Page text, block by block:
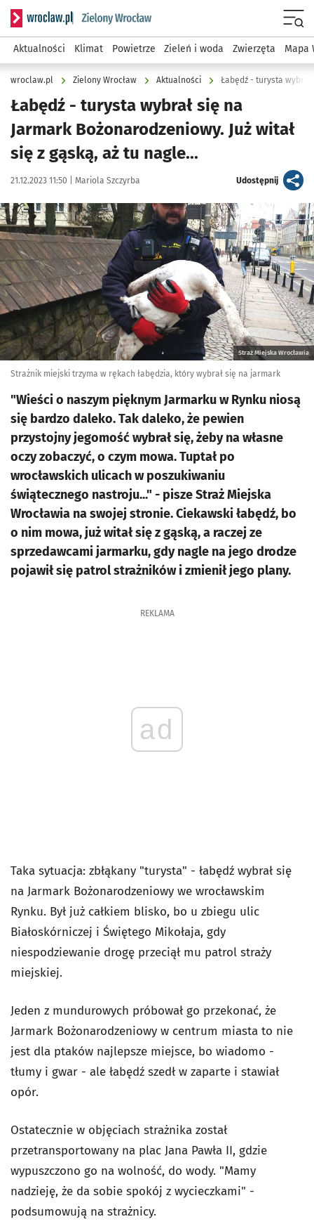
Serwis informacyjny wroclaw.pl podserwis: Środowisko we
Aktualności Klimat Powietrze Zieleń i woda Zwierzęta Mapa
wroclaw.pl Zielony Wrocław Aktualności Łabędź - turysta
Łabędź - turysta wybrał się na
Jarmark Bożonarodzeniowy. Już witał
się z gąską, aż tu nagle...
Data publikacji:
21.12.2023 11:50 | Autor:
Mariola Szczyrba Udostępnijartykuł
Kliknij, aby powiększyć
Straż Miejska Wrocławia
Strażnik miejski trzyma w rękach łabędzia, który wybrał się na jarmark
"Wieści o naszym pięknym Jarmarku w Rynku niosą
się bardzo daleko. Tak daleko, że pewien
przystojny jegomość wybrał się, żeby na własne
oczy zobaczyć, o czym mowa. Tuptał po
wrocławskich ulicach w poszukiwaniu
świątecznego nastroju..." - pisze Straż Miejska
Wrocławia na swojej stronie. Ciekawski łabędź, bo
o nim mowa, już witał się z gąską, a raczej ze
sprzedawcami jarmarku, gdy nagle na jego drodze
pojawił się patrol strażników i zmienił jego plany.
REKLAMA
ad
Taka sytuacja: zbłąkany "turysta" - łabędź wybrał się
na Jarmark Bożonarodzeniowy we wrocławskim
Rynku. Był już całkiem blisko, bo u zbiegu ulic
Białoskórniczej i Świętego Mikołaja, gdy
niespodziewanie drogę przeciął mu patrol straży
miejskiej.
Jeden z mundurowych próbował go przekonać, że
Jarmark Bożonarodzeniowy w centrum miasta to nie
jest dla ptaków najlepsze miejsce, bo wiadomo -
tłumy i gwar - ale łabędź szedł w zaparte i stawiał
opór.
Ostatecznie w objęciach strażnika został
przetransportowany na plac Jana Pawła II, gdzie
wypuszczono go na wolność, do wody. "Mamy
nadzieję, że da sobie spokój z wycieczkami" -
podsumowują na strażnicy.